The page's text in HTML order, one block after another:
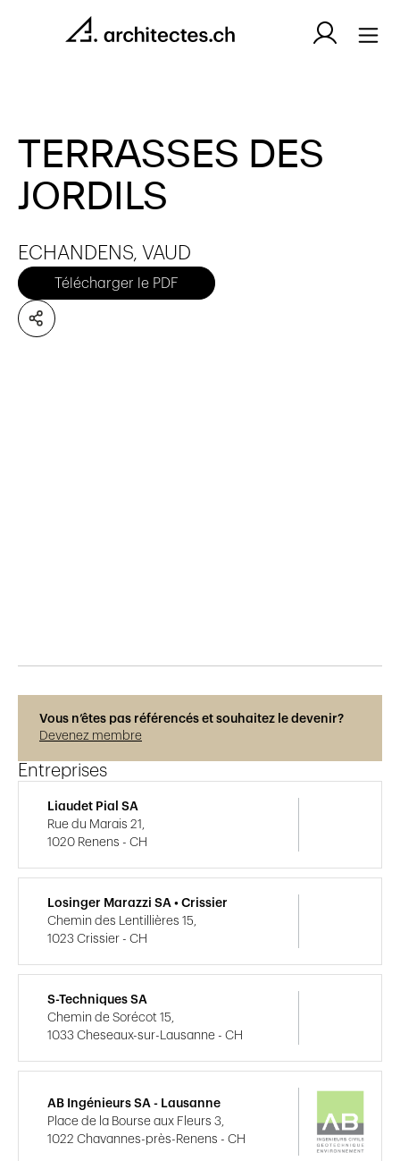
TERRASSES DES
JORDILS
ECHANDENS, VAUD
Télécharger le PDF
Vous n’êtes pas référencés et souhaitez le devenir?
Devenez membre
Entreprises
Liaudet Pial SA
Rue du Marais 21,
1020 Renens - CH
Losinger Marazzi SA • Crissier
Chemin des Lentillières 15,
1023 Crissier - CH
S-Techniques SA
Chemin de Sorécot 15,
1033 Cheseaux-sur-Lausanne - CH
AB Ingénieurs SA - Lausanne
Place de la Bourse aux Fleurs 3,
1022 Chavannes-près-Renens - CH